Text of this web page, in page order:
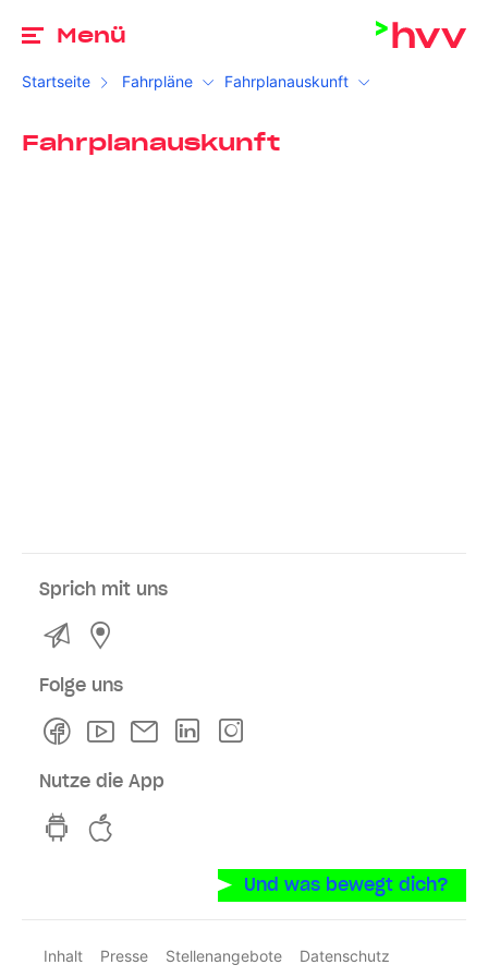
Menü
Startseite Fahrpläne Fahrplanauskunft
Fahrplanauskunft
Sprich mit uns
Kontakt
Folge uns
FacebookYoutubeNewsletterLinkedln
Nutze die App
hvv switch App auf GooglePlay
Und was bewegt dich?
Inhalt Presse Stellenangebote
Datenschutz